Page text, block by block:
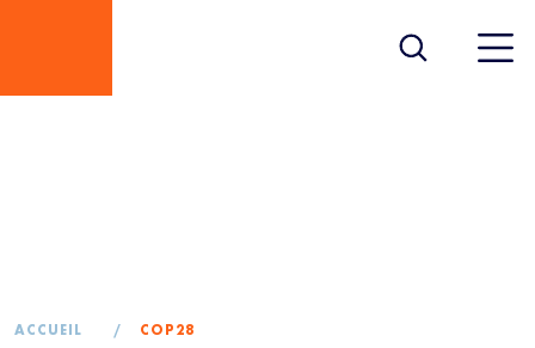
COP28 : TOUT CE QU’IL
FAUT SAVOIR SUR CE
ACCUEIL / COP28